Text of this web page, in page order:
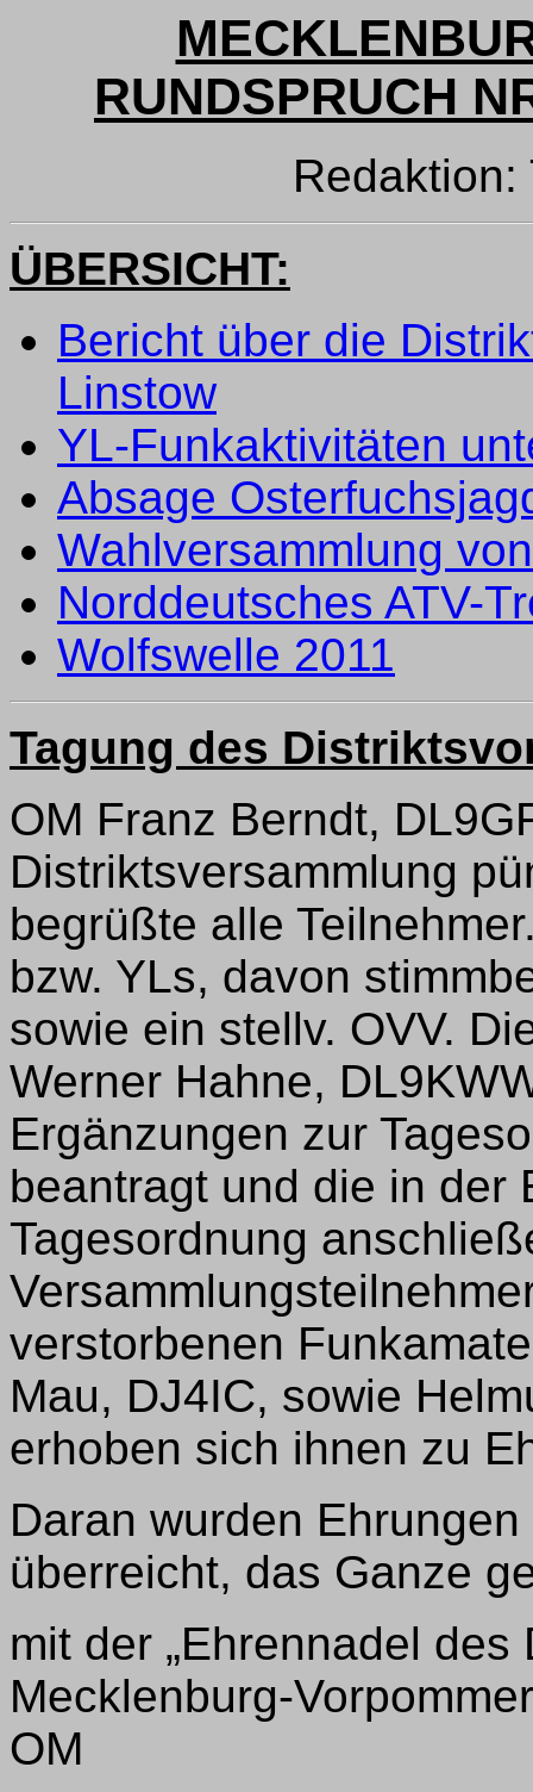
RUNDSPRUCH
Redaktion:
ÜBERSICHT:
Bericht über die
Linstow
YL-Funkaktivitäten
Absage
Wahlversammlung
Norddeutsches ATV-
Wolfswelle 2011
Tagung des
OM Franz Berndt,
Distriktsversammlung
begrüßte alle
bzw. YLs, davon
sowie ein stellv. OVV.
Werner Hahne,
Ergänzungen zur
beantragt und die in der
Tagesordnung
verstorbenen
Mau, DJ4IC, sowie
erhoben sich ihnen zu
Daran wurden
überreicht, das Ganze
mit der „Ehrennadel des
Mecklenburg-
OM